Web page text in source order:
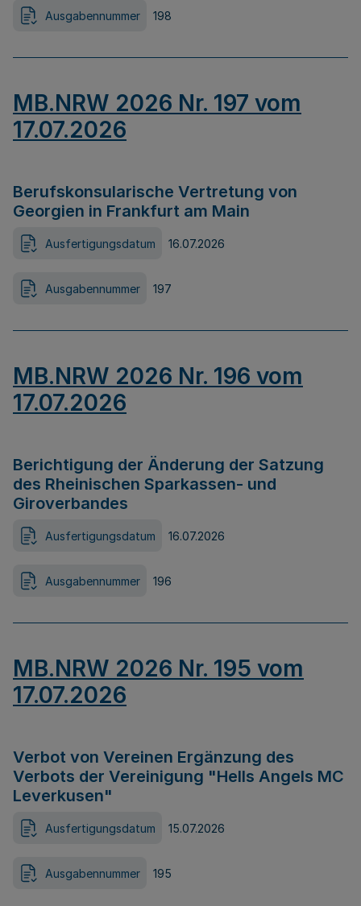
Ausgabennummer 198
MB.NRW 2026 Nr. 197 vom
17.07.2026
Berufskonsularische Vertretung von
Georgien in Frankfurt am Main
Ausfertigungsdatum 16.07.2026
Ausgabennummer 197
MB.NRW 2026 Nr. 196 vom
17.07.2026
Berichtigung der Änderung der Satzung
des Rheinischen Sparkassen- und
Giroverbandes
Ausfertigungsdatum 16.07.2026
Ausgabennummer 196
MB.NRW 2026 Nr. 195 vom
17.07.2026
Verbot von Vereinen Ergänzung des
Verbots der Vereinigung "Hells Angels MC
Leverkusen"
Ausfertigungsdatum 15.07.2026
Ausgabennummer 195